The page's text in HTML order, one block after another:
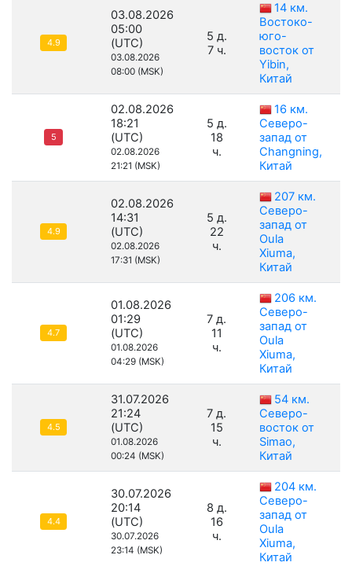
4.9
03.08.2026
05:00
(UTC)
03.08.2026
08:00 (MSK)
5 д.
7 ч.
14 км.
Востоко-
юго-
восток от
Yibin,
Китай
5
02.08.2026
18:21
(UTC)
02.08.2026
21:21 (MSK)
5 д.
18
ч.
16 км.
Северо-
запад от
Changning,
Китай
4.9
02.08.2026
14:31
(UTC)
02.08.2026
17:31 (MSK)
5 д.
22
ч.
207 км.
Северо-
запад от
Oula
Xiuma,
Китай
4.7
01.08.2026
01:29
(UTC)
01.08.2026
04:29 (MSK)
7 д.
11
ч.
206 км.
Северо-
запад от
Oula
Xiuma,
Китай
4.5
31.07.2026
21:24
(UTC)
01.08.2026
00:24 (MSK)
7 д.
15
ч.
54 км.
Северо-
восток от
Simao,
Китай
4.4
30.07.2026
20:14
(UTC)
30.07.2026
23:14 (MSK)
8 д.
16
ч.
204 км.
Северо-
запад от
Oula
Xiuma,
Китай